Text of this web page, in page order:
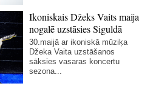
Ikoniskais Džeks Vaits maija
nogalē uzstāsies Siguldā
30.maijā ar ikoniskā mūziķa
Džeka Vaita uzstāšanos
sāksies vasaras koncertu
sezona...